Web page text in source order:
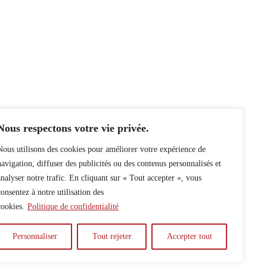
respectons votre vie privée.
utilisons des cookies pour améliorer votre expérience de
diffuser des publicités ou des contenus personnalisés et
notre trafic. En cliquant sur « Tout accepter », vous
à notre utilisation des
Politique de confidentialité
Personnaliser Tout rejeter Accepter tout